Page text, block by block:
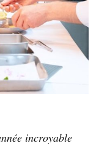
incroyable